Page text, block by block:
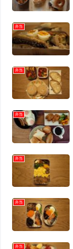
弁当
弁当
弁当
弁当
弁当
弁当